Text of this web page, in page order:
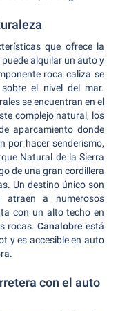
que ofrece la
alquilar un auto y
roca caliza se
el nivel del mar.
se encuentran en el
complejo natural, los
aparcamiento donde
por hacer senderismo,
Natural de la Sierra
de una gran cordillera
Un destino único son
atraen a numerosos
con un alto techo en
rocas.Canalobre está
y es accesible en auto
con el auto